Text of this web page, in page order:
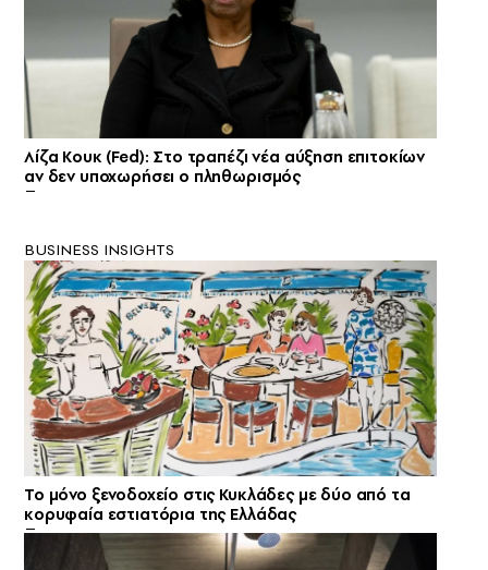
Λίζα Κουκ (Fed): Στο τραπέζι νέα αύξηση επιτοκίων
αν δεν υποχωρήσει ο πληθωρισμός
BUSINESS INSIGHTS
Το μόνο ξενοδοχείο στις Κυκλάδες με δύο από τα
κορυφαία εστιατόρια της Ελλάδας